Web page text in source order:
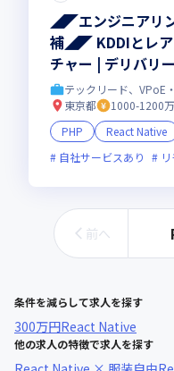
◢◤エンジニアリ
補◢◤ KDDIとレア
チャー | デリバリ
エンジニア限定福
テックリード、VPoE
東京都
1000-1200
PHP
React Native
自社サービスあり
前へ
条件を減らして求人を探す
300万円React Native
他の求人の特徴で求人を探す